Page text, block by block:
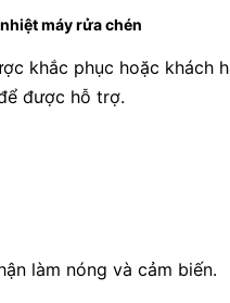
máy rửa chén
khắc phục hoặc khách
được hỗ trợ.
làm nóng và cảm biến.